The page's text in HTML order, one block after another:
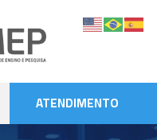
ATENDIMENTO